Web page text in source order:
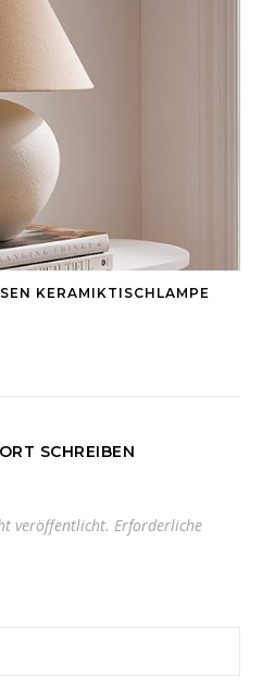
KERAMIKTISCHLAMPE
SCHREIBEN
veröffentlicht. Erforderliche